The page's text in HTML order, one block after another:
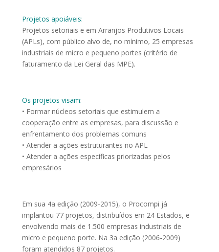
Projetos apoiáveis:
Projetos setoriais e em Arranjos Produtivos Locais
(APLs), com público alvo de, no mínimo, 25 empresas
industriais de micro e pequeno portes (critério de
faturamento da Lei Geral das MPE).
Os projetos visam:
• Formar núcleos setoriais que estimulem a
cooperação entre as empresas, para discussão e
enfrentamento dos problemas comuns
• Atender a ações estruturantes no APL
• Atender a ações específicas priorizadas pelos
empresários
Em sua 4a edição (2009-2015), o Procompi já
implantou 77 projetos, distribuídos em 24 Estados, e
envolvendo mais de 1.500 empresas industriais de
micro e pequeno porte. Na 3a edição (2006-2009)
foram atendidos 87 projetos.